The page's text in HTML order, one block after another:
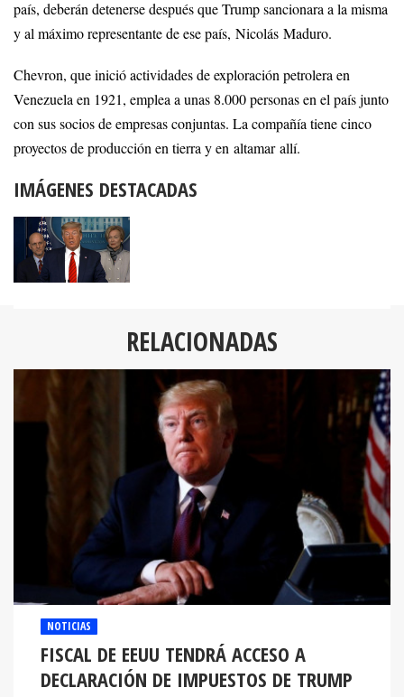
país, deberán detenerse después que Trump sancionara a la misma
y al máximo representante de ese país, Nicolás Maduro.
Chevron, que inició actividades de exploración petrolera en
Venezuela en 1921, emplea a unas 8.000 personas en el país junto
con sus socios de empresas conjuntas. La compañía tiene cinco
proyectos de producción en tierra y en altamar allí.
IMÁGENES DESTACADAS
RELACIONADAS
NOTICIAS
FISCAL DE EEUU TENDRÁ ACCESO A
DECLARACIÓN DE IMPUESTOS DE TRUMP